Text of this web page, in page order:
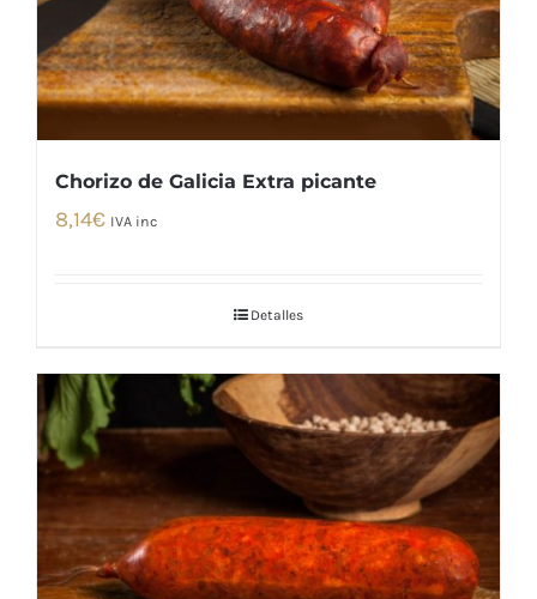
Chorizo de Galicia Extra picante
8,14€ IVA inc
Detalles